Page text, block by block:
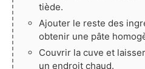
tiède.
Ajouter le reste des
obtenir une pâte
Couvrir la cuve et
un endroit chaud.